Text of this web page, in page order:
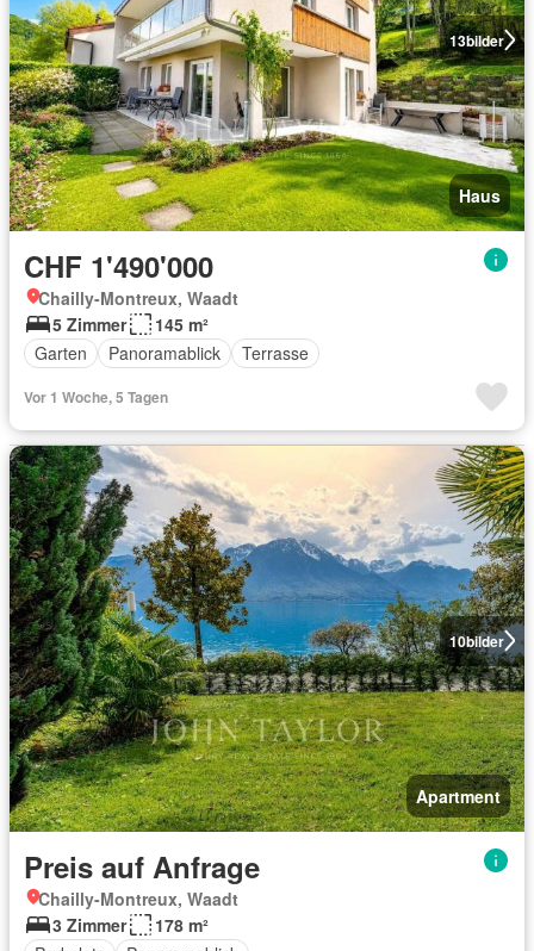
13bilder
Haus
CHF 1'490'000
Chailly-Montreux, Waadt
5 Zimmer
145 m²
Garten
Panoramablick Terrasse
Vor 1 Woche, 5 Tagen
10bilder
Apartment
Preis auf Anfrage
Chailly-Montreux, Waadt
3 Zimmer
178 m²